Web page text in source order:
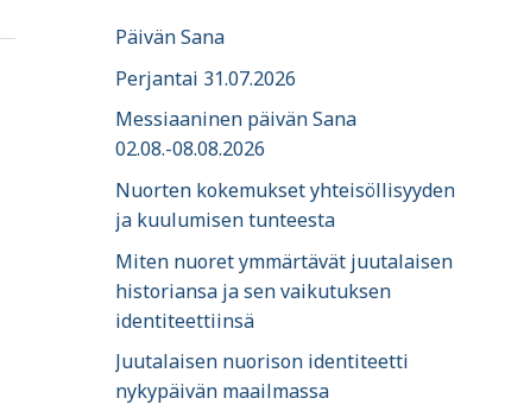
Päivän Sana
Perjantai 31.07.2026
Messiaaninen päivän Sana
02.08.-08.08.2026
Nuorten kokemukset yhteisöllisyyden
ja kuulumisen tunteesta
Miten nuoret ymmärtävät juutalaisen
historiansa ja sen vaikutuksen
identiteettiinsä
Juutalaisen nuorison identiteetti
nykypäivän maailmassa